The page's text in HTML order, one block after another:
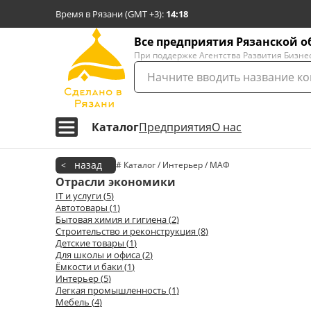
Время в Рязани (GMT +3): 14:18
Все предприятия Рязанской
При поддержке Агентства Развития
КаталогПредприятияО нас
< назад # Каталог / Интерьер / МАФ
Отрасли экономики
IT и услуги(5)
Автотовары (1)
Бытовая химия и гигиена(2)
Строительство и реконструкция (8)
Детские товары (1)
Для школы и офиса(2)
Ёмкости и баки(1)
Интерьер(5)
Легкая промышленность (1)
Мебель (4)